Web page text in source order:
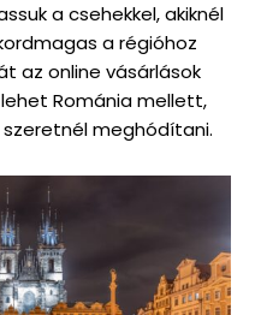
a csehekkel, akiknél
a régióhoz
az online vásárlások
Románia mellett,
meghódítani.